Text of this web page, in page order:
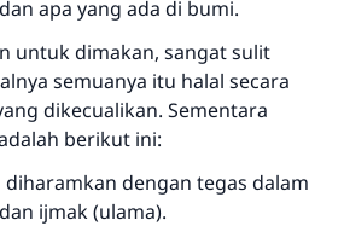
apa yang ada di bumi.
untuk dimakan, sangat sulit
semuanya itu halal secara
dikecualikan. Sementara
berikut ini:
diharamkan dengan tegas dalam
ijmak (ulama).